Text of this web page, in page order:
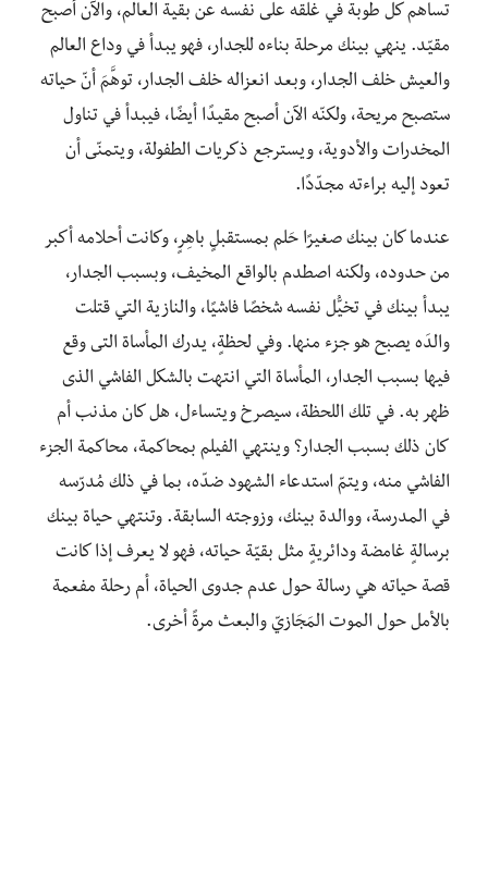
تساهم كلُّ طوبة في غلقه على نفسه عن بقية العالم، والآن أصبح
مقيّد. ينهي بينك مرحلة بناءه للجدار، فهو يبدأ في وداع العالم
والعيش خلف الجدار، وبعد انعزاله خلف الجدار، توهَّمَ أنّ حياته
ستصبح مريحة، ولكنّه الآن أصبح مقيدًا أيضًا، فيبدأ في تناول
المخدرات والأدوية، ويسترجع ذكريات الطفولة، ويتمنّى أن
تعود إليه براءته مجدّدًا.
عندما كان بينك صغيرًا حَلم بمستقبلٍ باهِرٍ، وكانت أحلامه أكبر
من حدوده، ولكنه اصطدم بالواقع المخيف، وبسبب الجدار،
يبدأ بينك في تخيُّل نفسه شخصًا فاشيًا، والنازية التي قتلت
والدَه يصبح هو جزء منها. وفي لحظةٍ، يدرك المأساة التى وقع
فيها بسبب الجدار، المأساة التي انتهت بالشكل الفاشي الذى
ظهر به. في تلك اللحظة، سيصرخ ويتساءل، هل كان مذنب أم
كان ذلك بسبب الجدار؟ وينتهي الفيلم بمحاكمة، محاكمة الجزء
الفاشي منه، ويتمّ استدعاء الشهود ضدّه، بما في ذلك مُدرّسه
في المدرسة، ووالدة بينك، وزوجته السابقة. وتنتهي حياة بينك
برسالةٍ غامضة ودائريةٍ مثل بقيّة حياته، فهو لا يعرف إذا كانت
قصة حياته هي رسالة حول عدم جدوى الحياة، أم رحلة مفعمة
بالأمل حول الموت المَجَازيّ والبعث مرةً أخرى.